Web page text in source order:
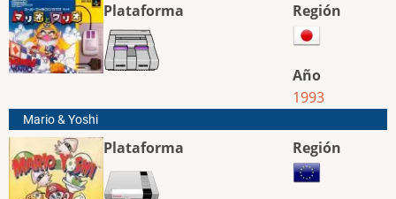
Plataforma Región
Año
1993
Mario & Yoshi
Plataforma Región